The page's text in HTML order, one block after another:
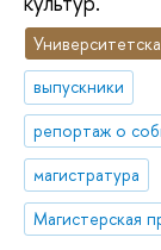
выпускники
репортаж о
магистратура